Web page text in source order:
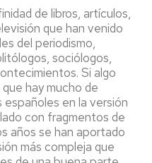
de libros, artículos,
que han venido
del periodismo,
sociólogos,
Si algo
hay mucho de
en la versión
con fragmentos de
años se han aportado
más compleja que